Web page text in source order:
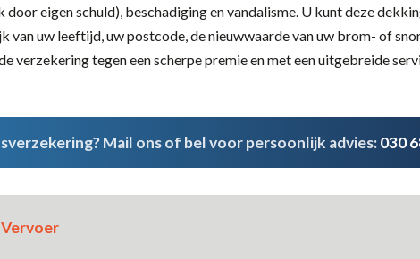
eigen schuld), beschadiging en vandalisme. U kunt deze
van uw leeftijd, uw postcode, de nieuwwaarde van uw brom- of
tegen een scherpe premie en met een uitgebreide
Mail ons of bel voor persoonlijk advies:030